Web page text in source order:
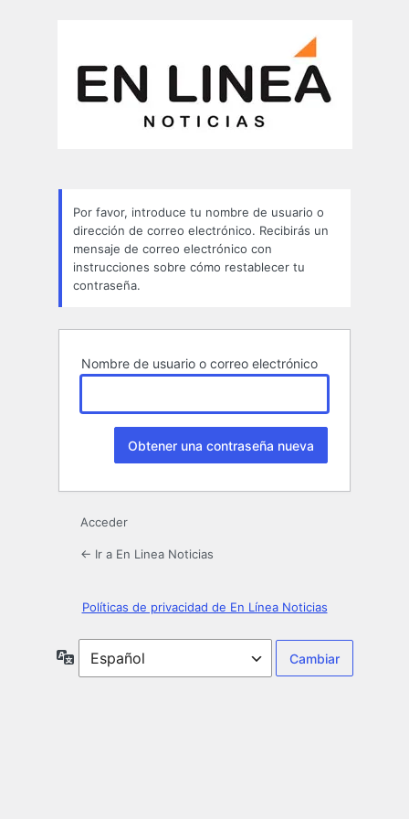
Por favor, introduce tu nombre de usuario o
dirección de correo electrónico. Recibirás un
mensaje de correo electrónico con
instrucciones sobre cómo restablecer tu
contraseña.
Nombre de usuario o correo electrónico
Acceder
← Ir a En Linea Noticias
Políticas de privacidad de En Línea Noticias
Idioma